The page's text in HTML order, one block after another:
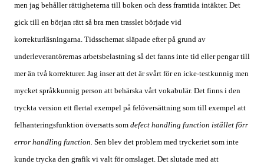
men jag behåller rättigheterna till boken och dess framtida intäkter. Det
gick till en början rätt så bra men trasslet började vid
korrekturläsningarna. Tidsschemat släpade efter på grund av
underleverantörernas arbetsbelastning så det fanns inte tid eller pengar till
mer än två korrekturer. Jag inser att det är svårt för en icke-testkunnig men
mycket språkkunnig person att behärska vårt vokabulär. Det finns i den
tryckta version ett flertal exempel på felöversättning som till exempel att
felhanteringsfunktion översatts som defect handling function istället förr
error handling function. Sen blev det problem med tryckeriet som inte
kunde trycka den grafik vi valt för omslaget. Det slutade med att